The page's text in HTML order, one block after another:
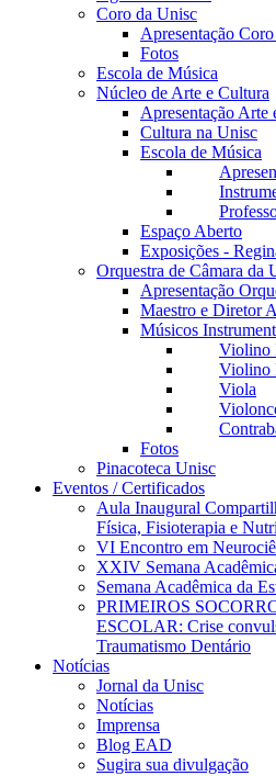
Coro da Unisc
Apresentação
Fotos
Escola de Música
Núcleo de Arte e Cultura
Apresentação Arte
Cultura na Unisc
Escola de Música
Espaço Aberto
Exposições -
Orquestra de Câmara da
Apresentação
Maestro e Diretor
Músicos
Violino
Violino
Viola
Fotos
Pinacoteca Unisc
Eventos / Certificados
Aula Inaugural
Física, Fisioterapia e
VI Encontro em
XXIV Semana
Semana Acadêmica da
PRIMEIROS
ESCOLAR: Crise
Traumatismo Dentário
Notícias
Jornal da Unisc
Notícias
Imprensa
Blog EAD
Sugira sua divulgação